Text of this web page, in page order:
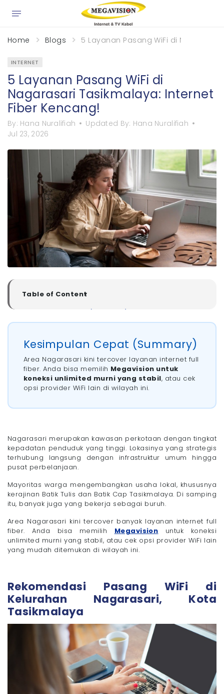
Home Blogs 5 Layanan Pasang WiFi di
INTERNET
5 Layanan Pasang WiFi di
Nagarasari Tasikmalaya: Internet
Fiber Kencang!
By: Hana Nuralifiah Updated By: Hana Nuralifiah
Jul 23, 2026
Table of Content
▼
Rekomendasi Pasang WiFi di Kelurahan Nagarasari,
- 1. Megavision: WiFi Terbaik untuk Keluarga
- 2. MyRepublic: WiFi untuk Gamers
- 3. IndiHome dan ICONNET: WiFi Jangkauan
Terluas di Indonesia
- 4. Simaya Internet: Alternatif WiFi Lokal di
Tasikmalaya
Bagaimana Cara Memilih WiFi yang Bagus di
Kesimpulan Cepat (Summary)
Area Nagarasari kini tercover layanan internet full
fiber. Anda bisa memilih Megavision untuk
koneksi unlimited murni yang stabil, atau cek
opsi provider WiFi lain di wilayah ini.
Nagarasari merupakan kawasan perkotaan dengan tingkat
kepadatan penduduk yang tinggi. Lokasinya yang strategis
terhubung langsung dengan infrastruktur umum hingga
pusat perbelanjaan.
Mayoritas warga mengembangkan usaha lokal, khususnya
kerajinan Batik Tulis dan Batik Cap Tasikmalaya. Di samping
itu, banyak juga yang bekerja sebagai buruh.
Area Nagarasari kini tercover banyak layanan internet full
fiber. Anda bisa memilih Megavision untuk koneksi
unlimited murni yang stabil, atau cek opsi provider WiFi lain
yang mudah ditemukan di wilayah ini.
Rekomendasi Pasang WiFi di
Kelurahan Nagarasari, Kota
Tasikmalaya